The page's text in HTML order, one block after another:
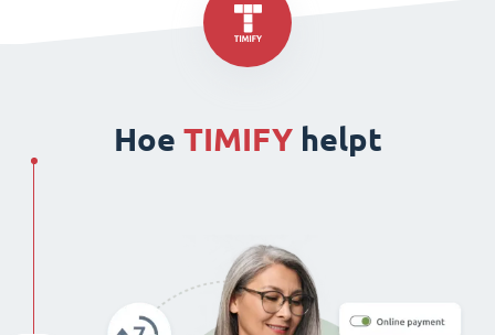
Hoe TIMIFYhelpt